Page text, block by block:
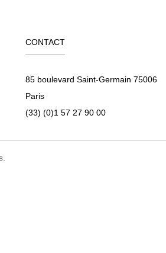
CONTACT
85 boulevard Saint-Germain 75006
Paris
(33) (0)1 57 27 90 00